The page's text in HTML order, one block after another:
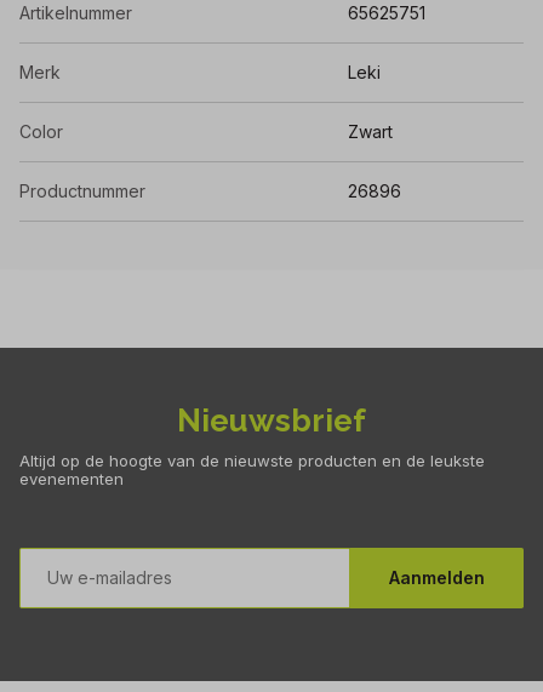
totaal gewicht (120cm): 210 gram
pakmaat: 38 centimeter
Artikelnummer 65625751
Merk Leki
Color Zwart
Productnummer 26896
Nieuwsbrief
Altijd op de hoogte van de nieuwste producten en de leukste
evenementen
E-
mailadres
Aanmelden